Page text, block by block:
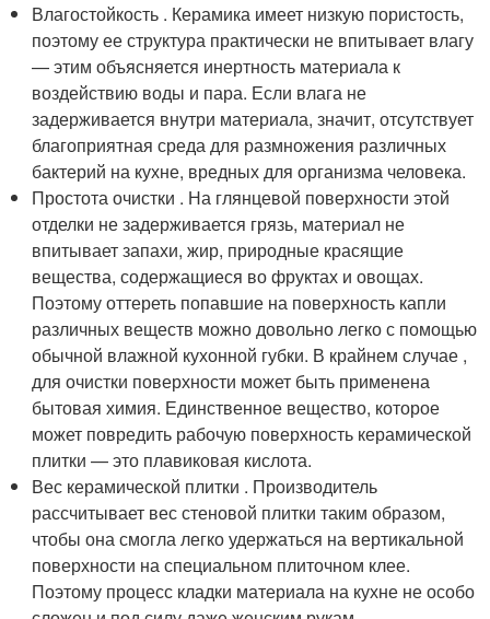
Влагостойкость . Керамика имеет низкую пористость,
поэтому ее структура практически не впитывает влагу
— этим объясняется инертность материала к
воздействию воды и пара. Если влага не
задерживается внутри материала, значит, отсутствует
благоприятная среда для размножения различных
бактерий на кухне, вредных для организма человека.
Простота очистки . На глянцевой поверхности этой
отделки не задерживается грязь, материал не
впитывает запахи, жир, природные красящие
вещества, содержащиеся во фруктах и овощах.
Поэтому оттереть попавшие на поверхность капли
различных веществ можно довольно легко с помощью
обычной влажной кухонной губки. В крайнем случае ,
для очистки поверхности может быть применена
бытовая химия. Единственное вещество, которое
может повредить рабочую поверхность керамической
плитки — это плавиковая кислота.
Вес керамической плитки . Производитель
рассчитывает вес стеновой плитки таким образом,
чтобы она смогла легко удержаться на вертикальной
поверхности на специальном плиточном клее.
Поэтому процесс кладки материала на кухне не особо